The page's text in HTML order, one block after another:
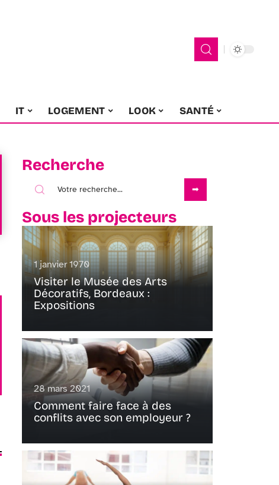
IT LOGEMENT LOOK SANTÉ
Recherche
Sous les projecteurs
1 janvier 1970
Visiter le Musée des Arts
Décoratifs, Bordeaux :
Expositions
28 mars 2021
Comment faire face à des
conflits avec son employeur ?